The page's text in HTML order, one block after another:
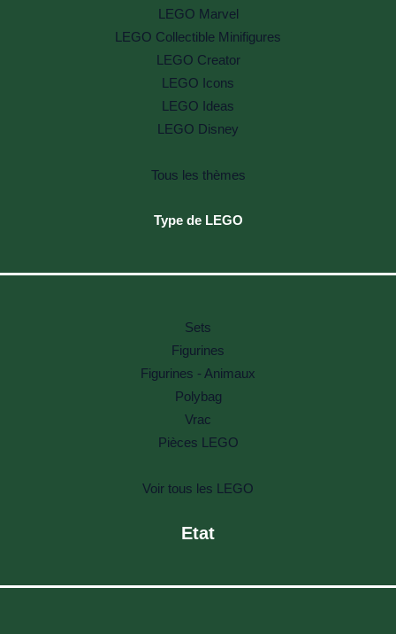
LEGO Marvel
LEGO Collectible Minifigures
LEGO Creator
LEGO Icons
LEGO Ideas
LEGO Disney
Tous les thèmes
Type de LEGO
Sets
Figurines
Figurines - Animaux
Polybag
Vrac
Pièces LEGO
Voir tous les LEGO
Etat